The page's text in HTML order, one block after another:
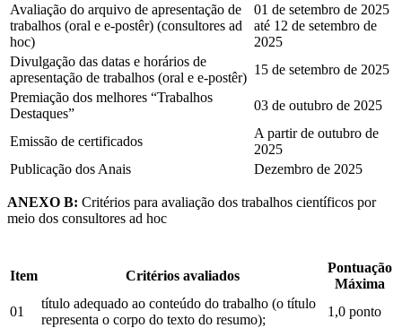
Avaliação do arquivo de apresentação de
trabalhos (oral e e-postêr) (consultores ad
hoc)
01 de setembro de 2025
até 12 de setembro de
2025
Divulgação das datas e horários de
apresentação de trabalhos (oral e e-postêr)
15 de setembro de 2025
Premiação dos melhores “Trabalhos
Destaques”
03 de outubro de 2025
Emissão de certificados
A partir de outubro de
2025
Publicação dos Anais
Dezembro de 2025
ANEXO B: Critérios para avaliação dos trabalhos científicos por
meio dos consultores ad hoc
Item Critérios avaliados
Pontuação
Máxima
01
título adequado ao conteúdo do trabalho (o título
representa o corpo do texto do resumo);
1,0 ponto